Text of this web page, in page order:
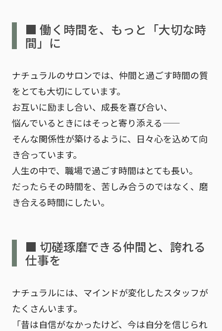
■ 働く時間を、もっと「大切な時
間」に
ナチュラルのサロンでは、 仲間と過ごす時間の質
をとても大切にしています。
お互いに励まし合い、成長を喜び合い、
悩んでいるときにはそっと寄り添える——
そんな関係性が築けるように、日々心を込めて向
き合っています。
人生の中で、職場で過ごす時間はとても長い。
だったらその時間を、 苦しみ合うのではなく、磨
き合える時間にしたい。
■ 切磋琢磨できる仲間と、誇れる
仕事を
ナチュラルには、 マインドが変化したスタッフが
たくさんいます。
「昔は自信がなかったけど、今は自分を信じられ